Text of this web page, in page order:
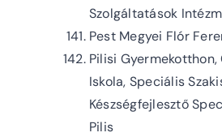
Szolgáltatások
Pest Megyei Flór
Pilisi
Iskola, Speciális
Készségfejlesztő
Pilis